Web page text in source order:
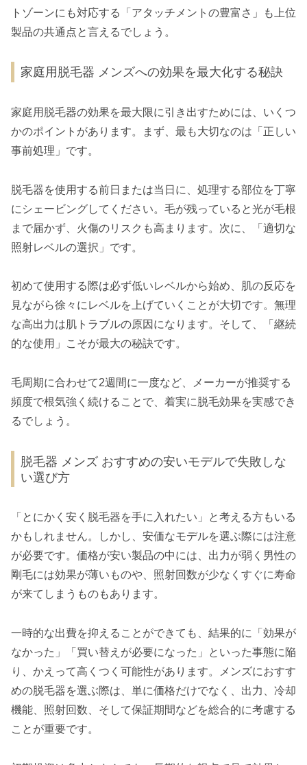
トゾーンにも対応する「アタッチメントの豊富さ」も上位
製品の共通点と言えるでしょう。
家庭用脱毛器 メンズへの効果を最大化する秘訣
家庭用脱毛器の効果を最大限に引き出すためには、いくつ
かのポイントがあります。まず、最も大切なのは「正しい
事前処理」です。
脱毛器を使用する前日または当日に、処理する部位を丁寧
にシェービングしてください。毛が残っていると光が毛根
まで届かず、火傷のリスクも高まります。次に、「適切な
照射レベルの選択」です。
初めて使用する際は必ず低いレベルから始め、肌の反応を
見ながら徐々にレベルを上げていくことが大切です。無理
な高出力は肌トラブルの原因になります。そして、「継続
的な使用」こそが最大の秘訣です。
毛周期に合わせて2週間に一度など、メーカーが推奨する
頻度で根気強く続けることで、着実に脱毛効果を実感でき
るでしょう。
脱毛器 メンズ おすすめの安いモデルで失敗しな
い選び方
「とにかく安く脱毛器を手に入れたい」と考える方もいる
かもしれません。しかし、安価なモデルを選ぶ際には注意
が必要です。価格が安い製品の中には、出力が弱く男性の
剛毛には効果が薄いものや、照射回数が少なくすぐに寿命
が来てしまうものもあります。
一時的な出費を抑えることができても、結果的に「効果が
なかった」「買い替えが必要になった」といった事態に陥
り、かえって高くつく可能性があります。メンズにおすす
めの脱毛器を選ぶ際は、単に価格だけでなく、出力、冷却
機能、照射回数、そして保証期間などを総合的に考慮する
ことが重要です。